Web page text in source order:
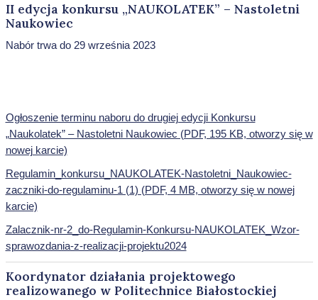
II edycja konkursu „NAUKOLATEK” – Nastoletni
Naukowiec
Nabór trwa do 29 września 2023
Ogłoszenie terminu naboru do drugiej edycji Konkursu
„Naukolatek” – Nastoletni Naukowiec (PDF, 195 KB, otworzy się w
nowej karcie)
Regulamin_konkursu_NAUKOLATEK-Nastoletni_Naukowiec-
zaczniki-do-regulaminu-1 (1) (PDF, 4 MB, otworzy się w nowej
karcie)
Zalacznik-nr-2_do-Regulamin-Konkursu-NAUKOLATEK_Wzor-
sprawozdania-z-realizacji-projektu2024
Koordynator działania projektowego
realizowanego w Politechnice Białostockiej